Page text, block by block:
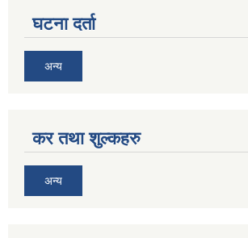
घटना दर्ता
अन्य
कर तथा शुल्कहरु
अन्य